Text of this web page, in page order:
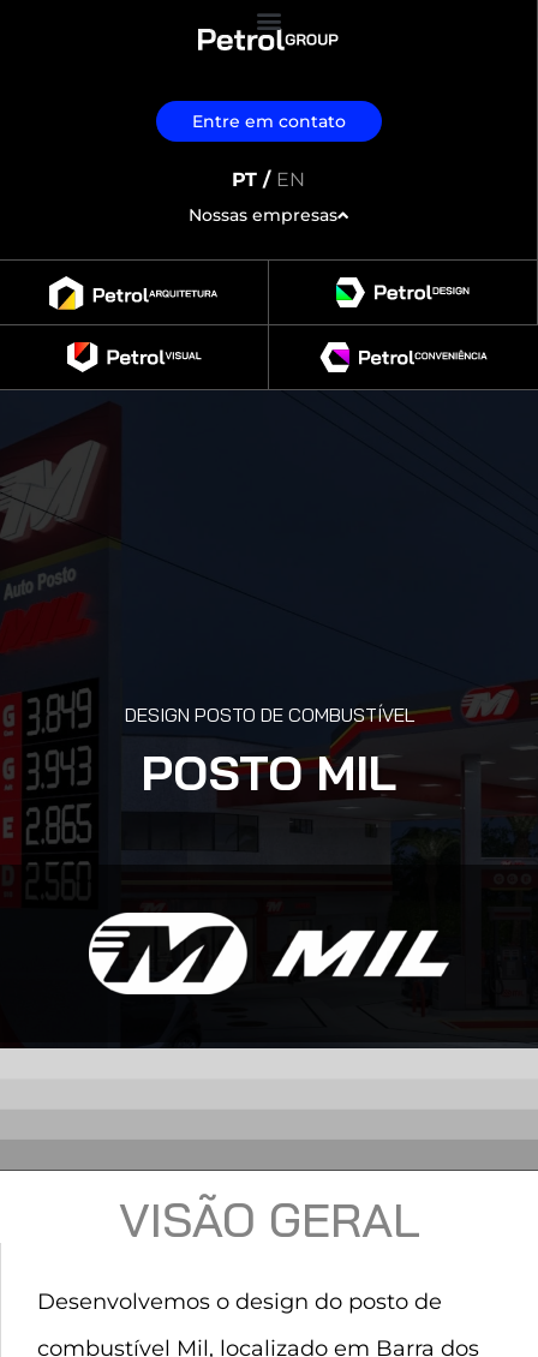
Entre em contato
PT / EN
Nossas empresas
DESIGN POSTO DE COMBUSTÍVEL
POSTO MIL
VISÃO GERAL
Desenvolvemos o design do posto de
combustível Mil, localizado em Barra dos